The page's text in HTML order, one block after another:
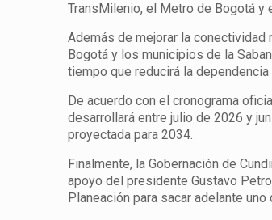
TransMilenio, el Metro de Bogotá y
Además de mejorar la
Bogotá y los municipios de la
tiempo que reducirá la
De acuerdo con el cronograma
desarrollará entre julio de 2026 y
proyectada para 2034.
Finalmente, la Gobernación de
apoyo del presidente Gustavo
Planeación para sacar adelante